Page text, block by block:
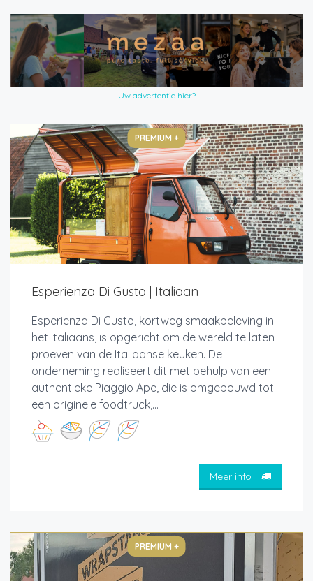
Uw advertentie hier?
PREMIUM +
Esperienza Di Gusto | Italiaan
Esperienza Di Gusto, kortweg smaakbeleving in
het Italiaans, is opgericht om de wereld te laten
proeven van de Italiaanse keuken. De
onderneming realiseert dit met behulp van een
authentieke Piaggio Ape, die is omgebouwd tot
een originele foodtruck,...
Meer info
PREMIUM +